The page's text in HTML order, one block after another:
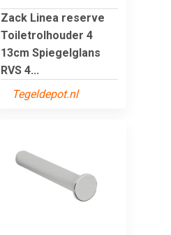
Zack Linea reserve
Toiletrolhouder 4
13cm Spiegelglans
RVS 4...
Tegeldepot.nl